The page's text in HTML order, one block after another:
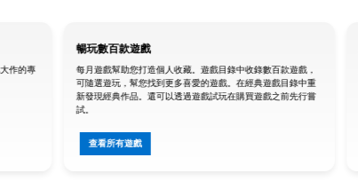
暢玩數百款遊戲
每月遊戲幫助您打造個人收藏。遊戲目錄中收錄數百款遊戲，
可隨選遊玩，幫您找到更多喜愛的遊戲。在經典遊戲目錄中重
新發現經典作品。還可以透過遊戲試玩在購買遊戲之前先行嘗
試。
查看所有遊戲
作的專